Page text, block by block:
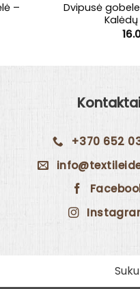
–
Dvipusė
Kalėdų
Kontaktai
+370 652